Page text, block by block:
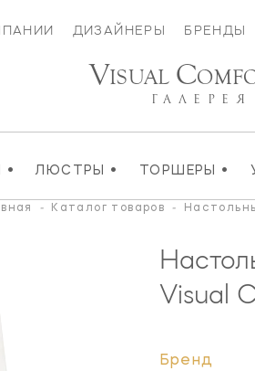
ДИЗАЙНЕРЫ БРЕНДЫ
• ЛЮСТРЫ • ТОРШЕРЫ •
VISUAL C
ГАЛЕРЕЯ
- Каталог товаров -
Visual
Бренд